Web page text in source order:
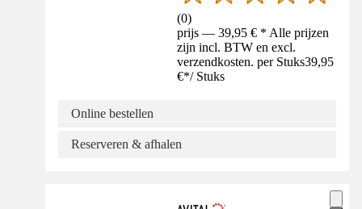
(0)
prijs — 39,95 € * Alle prijzen
zijn incl. BTW en excl.
verzendkosten. per Stuks39,95
€*/ Stuks
Online bestellen
Reserveren & afhalen